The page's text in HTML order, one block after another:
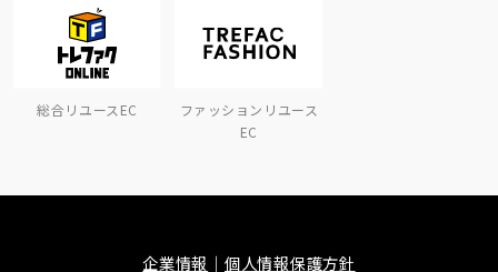
総合リユースEC
ファッションリユース
EC
企業情報
個人情報保護方針